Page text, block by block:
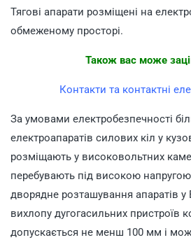
Тягові апарати розміщені на
обмеженому просторі.
Також вас може
Контакти та контактні
За умовами електробезпечності
електроапаратів силових кіл у
розміщають у високовольтних
перебувають під високою
дворядне розташування апаратів у
вихлопу дугогасильних пристроїв
допускається не менш 100 мм і